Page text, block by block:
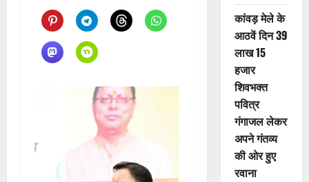
कांवड़ मेले के
आठवें दिन 39
लाख 15
हजार
शिवभक्त
पवित्र
गंगाजल लेकर
अपने गंतव्य
की ओर हुए
रवाना